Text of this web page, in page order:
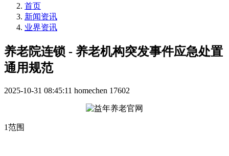
首页
新闻资讯
业界资讯
养老院连锁 - 养老机构突发事件应急处置
通用规范
2025-10-31 08:45:11 homechen 17602
1范围